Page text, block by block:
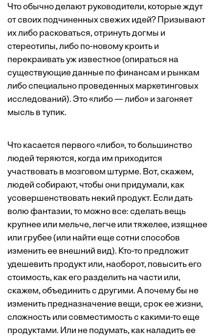
Что обычно делают руководители, которые ждут
от своих подчиненных свежих идей? Призывают
их либо расковаться, отринуть догмы и
стереотипы, либо по-новому кроить и
перекраивать уж известное (опираться на
существующие данные по финансам и рынкам
либо специально проведенных маркетинговых
исследований). Это «либо — либо» и загоняет
мысль в тупик.
Что касается первого «либо», то большинство
людей теряются, когда им приходится
участвовать в мозговом штурме. Вот, скажем,
людей собирают, чтобы они придумали, как
усовершенствовать некий продукт. Если дать
волю фантазии, то можно все: сделать вещь
крупнее или мельче, легче или тяжелее, изящнее
или грубее (или найти еще сотни способов
изменить ее внешний вид). Кто-то предложит
удешевить продукт или, наоборот, повысить его
стоимость, как его разделить на части или,
скажем, объединить с другими. А почему бы не
изменить предназначение вещи, срок ее жизни,
сложность или совместимость с какими-то еще
продуктами. Или не подумать, как наладить ее